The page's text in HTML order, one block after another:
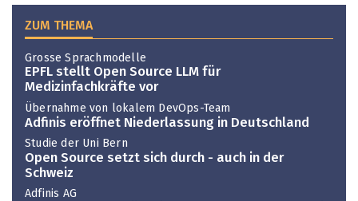
ZUM THEMA
Grosse Sprachmodelle
EPFL stellt Open Source LLM für
Medizinfachkräfte vor
Übernahme von lokalem DevOps-Team
Adfinis eröffnet Niederlassung in Deutschland
Studie der Uni Bern
Open Source setzt sich durch - auch in der
Schweiz
Adfinis AG